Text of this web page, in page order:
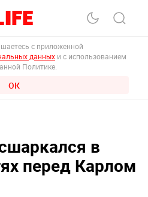
с приложенной
данных и с использованием
Политике.
ОК
в
перед Карлом